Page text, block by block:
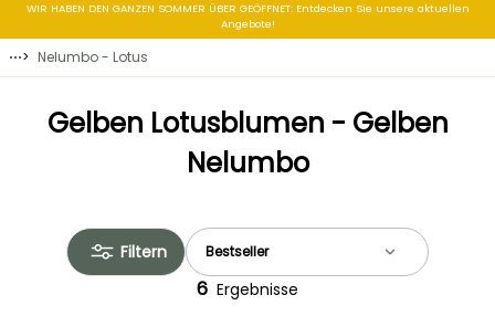
WIR HABEN DEN GANZEN SOMMER ÜBER GEÖFFNET: Entdecken Sie unsere aktuellen
Angebote!
⋯> Nelumbo - Lotus
Gelben Lotusblumen - Gelben
Nelumbo
Filtern
6 Ergebnisse